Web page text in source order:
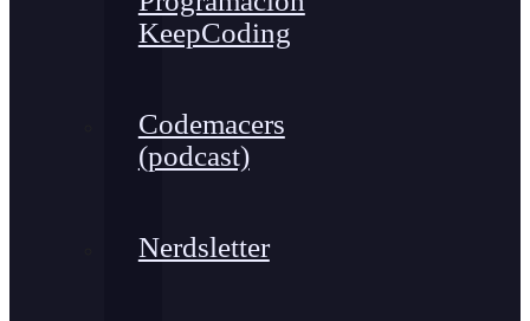
KeepCoding
Codemacers
(podcast)
Nerdsletter